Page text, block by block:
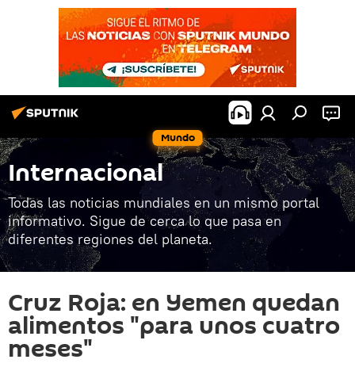
Mundo
Internacional
Todas las noticias mundiales en un mismo portal
informativo. Sigue de cerca lo que pasa en
diferentes regiones del planeta.
Cruz Roja: en Yemen quedan
alimentos "para unos cuatro
meses"